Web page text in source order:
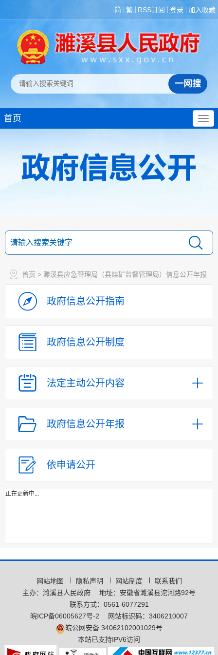
简 繁 RSS订阅 登录 加入收藏
首页
首页 > 濉溪县应急管理局（县煤矿监督管理局）信息公开年报
政府信息公开指南
政府信息公开制度
法定主动公开内容
政府信息公开年报
依申请公开
正在更新中...
网站地图 隐私声明 网站制度
联系我们
主办：濉溪县人民政府
地址：安徽省濉溪县沱河路92号
联系方式：0561-6077291
皖ICP备06005627号-2
网站标识码：3406210007
皖公网安备 34062102001029号
本站已支持IPV6访问